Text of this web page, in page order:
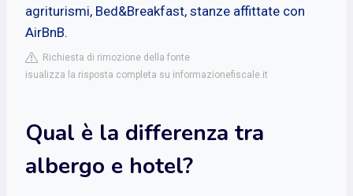
agriturismi, Bed&Breakfast, stanze affittate con
AirBnB.
Richiesta di rimozione della fonte
isualizza la risposta completa su informazionefiscale.it
Qual è la differenza tra
albergo e hotel?